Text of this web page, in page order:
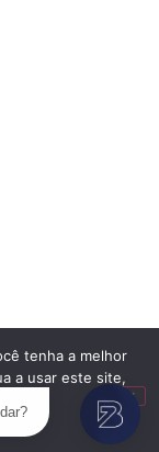
tenha a melhor
a usar este site,